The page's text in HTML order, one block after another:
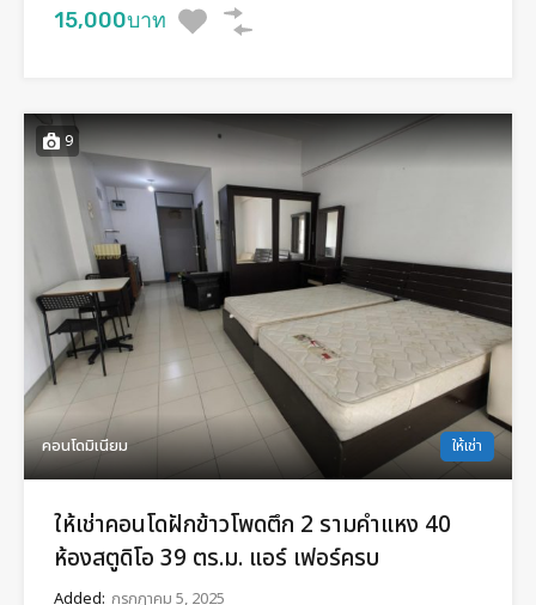
15,000บาท
9
คอนโดมิเนียม ให้เช่า
ให้เช่าคอนโดฝักข้าวโพดตึก 2 รามคำแหง 40
ห้องสตูดิโอ 39 ตร.ม. แอร์ เฟอร์ครบ
Added: กรกฎาคม 5, 2025